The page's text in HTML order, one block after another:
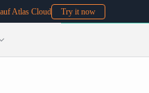
Atlas Cloud Try it now